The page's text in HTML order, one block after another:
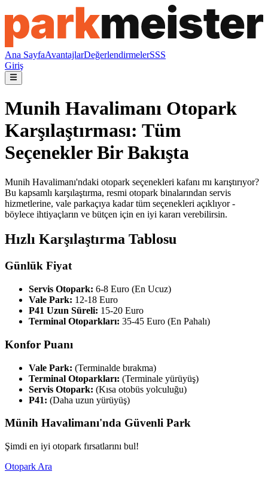
Ana SayfaAvantajlarDeğerlendirmelerSSS
Giriş
Munih Havalimanı Otopark
Karşılaştırması: Tüm
Seçenekler Bir Bakışta
Munih Havalimanı'ndaki otopark seçenekleri kafanı mı karıştırıyor?
Bu kapsamlı karşılaştırma, resmi otopark binalarından servis
hizmetlerine, vale parkaçıya kadar tüm seçenekleri açıklıyor -
böylece ihtiyaçların ve bütçen için en iyi kararı verebilirsin.
Hızlı Karşılaştırma Tablosu
Günlük Fiyat
Servis Otopark: 6-8 Euro (En Ucuz)
Vale Park: 12-18 Euro
P41 Uzun Süreli: 15-20 Euro
Terminal Otoparkları: 35-45 Euro (En Pahalı)
Konfor Puanı
Vale Park: (Terminalde bırakma)
Terminal Otoparkları: (Terminale yürüyüş)
Servis Otopark: (Kısa otobüs yolculuğu)
P41: (Daha uzun yürüyüş)
Münih Havalimanı'nda Güvenli Park
Şimdi en iyi otopark fırsatlarını bul!
Otopark Ara